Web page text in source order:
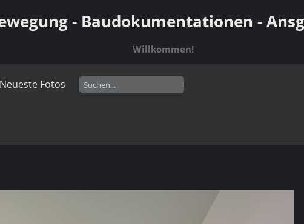
- Baudokumentationen -
Willkommen!
Neueste Fotos